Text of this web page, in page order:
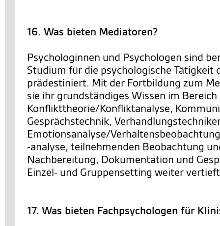
16. Was bieten Mediatoren?
Psychologinnen und Psychologen sind
Studium für die psychologische Tätigkeit
prädestiniert. Mit der Fortbildung zum
sie ihr grundständiges Wissen im Bereich
Konflikttheorie/Konfliktanalyse,
Gesprächstechnik,
Emotionsanalyse/
-analyse, teilnehmenden Beobachtung
Nachbereitung, Dokumentation und
Einzel- und Gruppensetting weiter
17. Was bieten Fachpsychologen für